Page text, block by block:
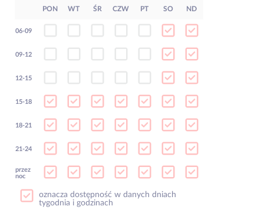
PON WT ŚR CZW PT SO ND
06-09
09-12
12-15
15-18
18-21
21-24
przez
noc
oznacza dostępność w danych dniach
tygodnia i godzinach